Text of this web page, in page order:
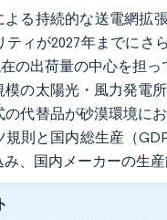
る持続的な送電網拡
ィが2027年までにさ
の出荷量の中心を担
の太陽光・風力発電
代替品が砂漠環境に
則と国内総生産（
、国内メーカーの生産